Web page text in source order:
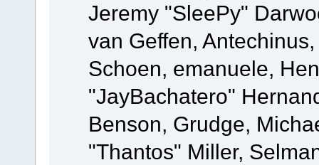
Jeremy "SleePy"
van Geffen,
Schoen, emanuele,
"JayBachatero"
Benson, Grudge,
"Thantos" Miller,